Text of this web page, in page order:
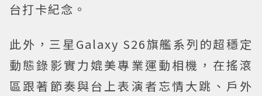
台打卡紀念。
此外，三星Galaxy S26旗艦系列的超穩定
動態錄影實力媲美專業運動相機，在搖滾
區跟著節奏與台上表演者忘情大跳、戶外